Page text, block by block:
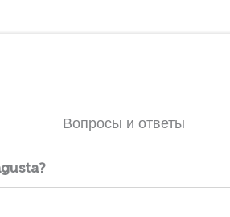
Вопросы и ответы